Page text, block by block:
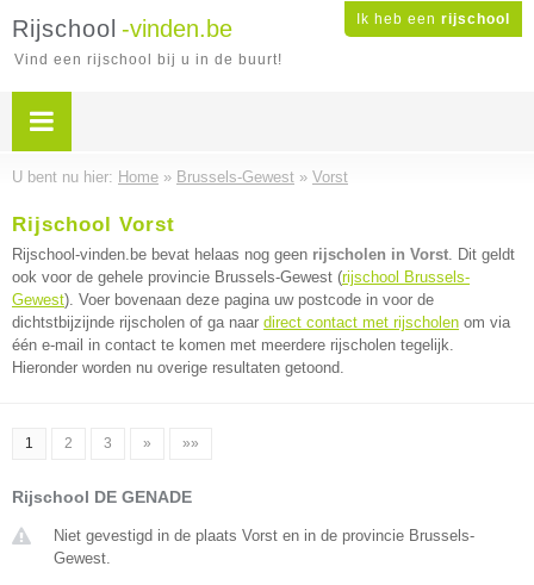
Ik heb een rijschool
Rijschool -vinden.be
Vind een rijschool bij u in de buurt!
U bent nu hier: Home » Brussels-Gewest » Vorst
Rijschool Vorst
Rijschool-vinden.be bevat helaas nog geen rijscholen in Vorst. Dit geldt
ook voor de gehele provincie Brussels-Gewest (rijschool Brussels-
Gewest). Voer bovenaan deze pagina uw postcode in voor de
dichtstbijzijnde rijscholen of ga naar direct contact met rijscholen om via
één e-mail in contact te komen met meerdere rijscholen tegelijk.
Hieronder worden nu overige resultaten getoond.
1 2 3 » »»
Rijschool DE GENADE
Niet gevestigd in de plaats Vorst en in de provincie Brussels-
Gewest.